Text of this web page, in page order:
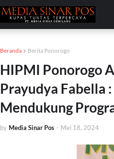
Beranda Berita Ponorogo
HIPMI Ponorogo
Prayudya Fabella
Mendukung
by Media Sinar Pos - Mei 18, 2024